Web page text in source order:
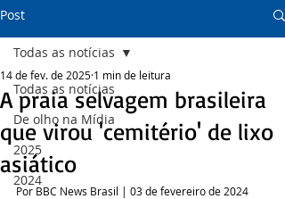
Post
Todas as notícias
De olho na Mídia
2025
2024
Todas as notícias
A praia selvagem brasileira
que virou 'cemitério' de lixo
asiático
14 de fev. de 2025 1 min de leitura
Por BBC News Brasil | 03 de fevereiro de 2024